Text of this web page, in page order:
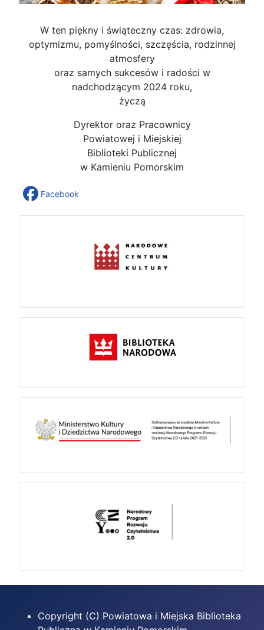
W ten piękny i świąteczny czas: zdrowia,
optymizmu, pomyślności, szczęścia, rodzinnej
atmosfery
oraz samych sukcesów i radości w
nadchodzącym 2024 roku,
życzą
Dyrektor oraz Pracownicy
Powiatowej i Miejskiej
Biblioteki Publicznej
w Kamieniu Pomorskim
Facebook
Copyright (C) Powiatowa i Miejska Biblioteka